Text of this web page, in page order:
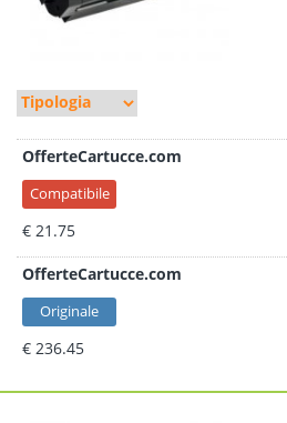
OfferteCartucce.com
Compatibile
€ 21.75
OfferteCartucce.com
Originale
€ 236.45